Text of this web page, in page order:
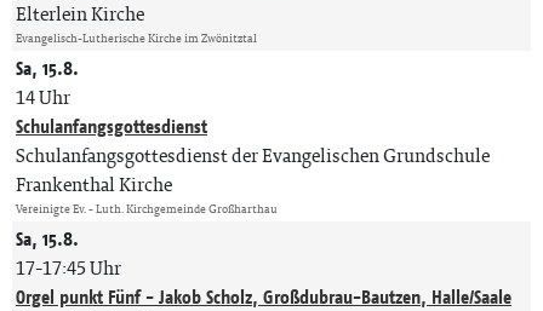
Elterlein Kirche
Evangelisch-Lutherische Kirche im Zwönitztal
Sa, 15.8.
14 Uhr
Schulanfangsgottesdienst
Schulanfangsgottesdienst der Evangelischen Grundschule
Frankenthal Kirche
Vereinigte Ev. - Luth. Kirchgemeinde Großharthau
Sa, 15.8.
17-17:45 Uhr
Orgel punkt Fünf - Jakob Scholz, Großdubrau-Bautzen, Halle/Saale